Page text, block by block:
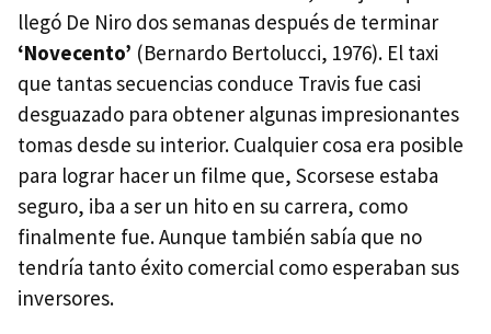
llegó De Niro dos semanas después de terminar
‘Novecento’ (Bernardo Bertolucci, 1976). El taxi
que tantas secuencias conduce Travis fue casi
desguazado para obtener algunas impresionantes
tomas desde su interior. Cualquier cosa era posible
para lograr hacer un filme que, Scorsese estaba
seguro, iba a ser un hito en su carrera, como
finalmente fue. Aunque también sabía que no
tendría tanto éxito comercial como esperaban sus
inversores.